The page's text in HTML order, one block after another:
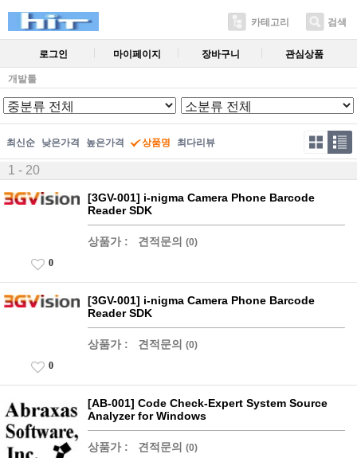
카테고리 검색
로그인 마이페이지 장바구니 관심상품
개발툴
최신순 낮은가격 높은가격 상품명 최다리뷰
1 - 20
[3GV-001] i-nigma Camera Phone Barcode
Reader SDK
상품가 : 견적문의 (0)
0
[3GV-001] i-nigma Camera Phone Barcode
Reader SDK
상품가 : 견적문의 (0)
0
[AB-001] Code Check-Expert System Source
Analyzer for Windows
상품가 : 견적문의 (0)